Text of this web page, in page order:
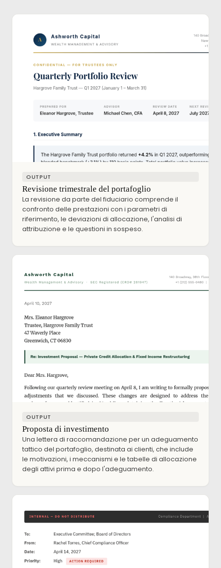
OUTPUT
Revisione trimestrale del portafoglio
La revisione da parte del fiduciario comprende il
confronto delle prestazioni con i parametri di
riferimento, le deviazioni di allocazione, l'analisi di
attribuzione e le questioni in sospeso.
OUTPUT
Proposta di investimento
Una lettera di raccomandazione per un adeguamento
tattico del portafoglio, destinata ai clienti, che include
le motivazioni, i meccanismi e le tabelle di allocazione
degli attivi prima e dopo l'adeguamento.